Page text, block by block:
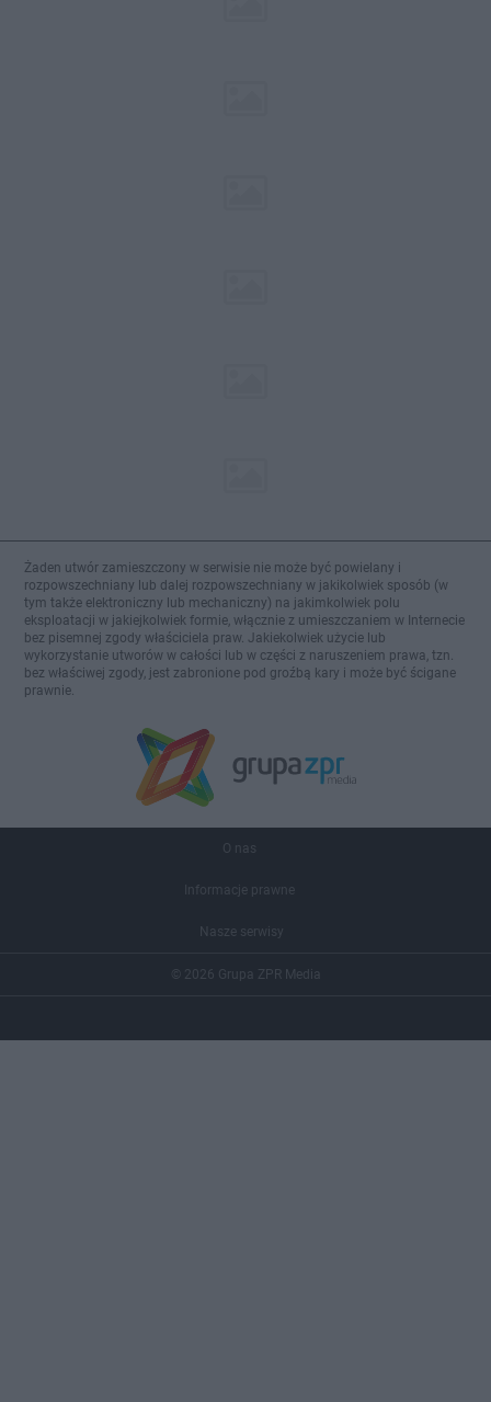
Żaden utwór zamieszczony w serwisie nie może być powielany i
rozpowszechniany lub dalej rozpowszechniany w jakikolwiek sposób (w
tym także elektroniczny lub mechaniczny) na jakimkolwiek polu
eksploatacji w jakiejkolwiek formie, włącznie z umieszczaniem w Internecie
bez pisemnej zgody właściciela praw. Jakiekolwiek użycie lub
wykorzystanie utworów w całości lub w części z naruszeniem prawa, tzn.
bez właściwej zgody, jest zabronione pod groźbą kary i może być ścigane
prawnie.
O nas
Informacje prawne
Nasze serwisy
© 2026 Grupa ZPR Media